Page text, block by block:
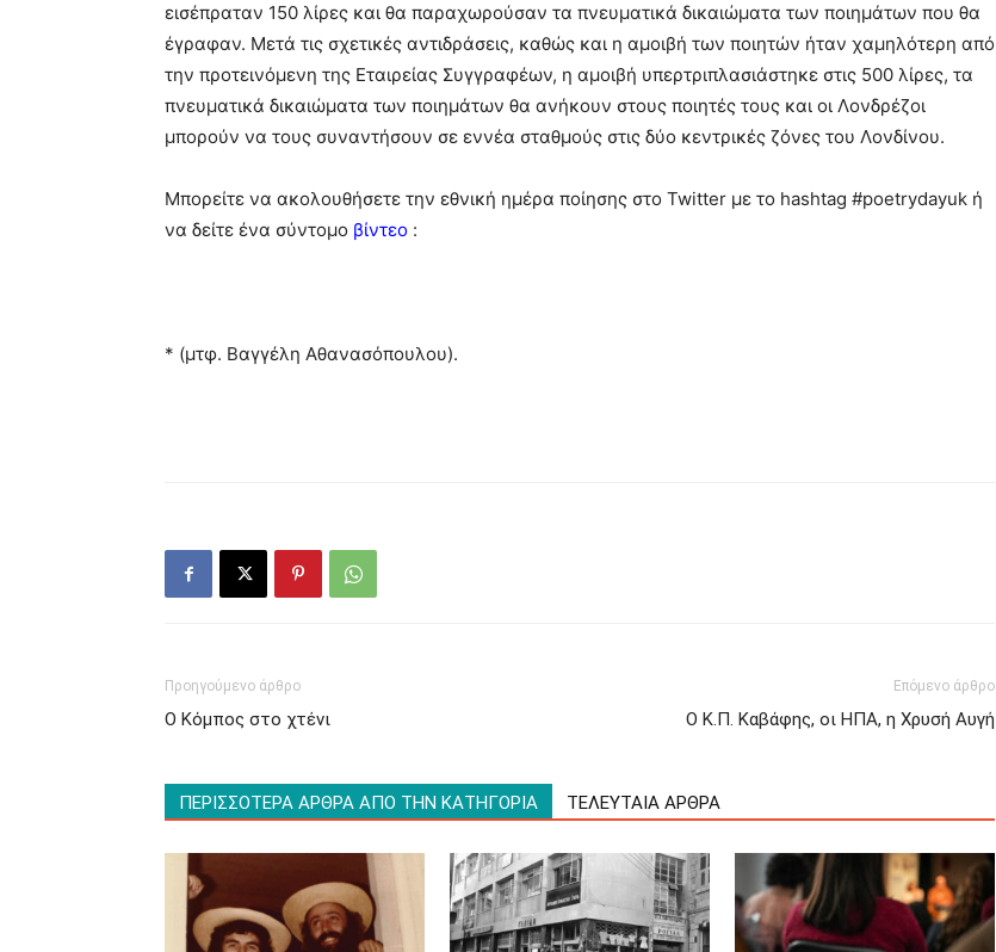
εισέπραταν 150 λίρες και θα παραχωρούσαν τα πνευματικά δικαιώματα των ποιημάτων που θα
έγραφαν. Μετά τις σχετικές αντιδράσεις, καθώς και η αμοιβή των ποιητών ήταν χαμηλότερη από
την προτεινόμενη της Εταιρείας Συγγραφέων, η αμοιβή υπερτριπλασιάστηκε στις 500 λίρες, τα
πνευματικά δικαιώματα των ποιημάτων θα ανήκουν στους ποιητές τους και οι Λονδρέζοι
μπορούν να τους συναντήσουν σε εννέα σταθμούς στις δύο κεντρικές ζόνες του Λονδίνου.
Μπορείτε να ακολουθήσετε την εθνική ημέρα ποίησης στο Twitter με το hashtag #poetrydayuk ή
να δείτε ένα σύντομο βίντεο :
* (μτφ. Βαγγέλη Αθανασόπουλου).
Προηγούμενο άρθρο
Ο Κόμπος στο χτένι
Επόμενο άρθρο
Ο Κ.Π. Καβάφης, οι ΗΠΑ, η Χρυσή Αυγή
ΠΕΡΙΣΣΟΤΕΡΑ ΑΡΘΡΑ ΑΠΟ ΤΗΝ ΚΑΤΗΓΟΡΙΑ ΤΕΛΕΥΤΑΙΑ ΑΡΘΡΑ